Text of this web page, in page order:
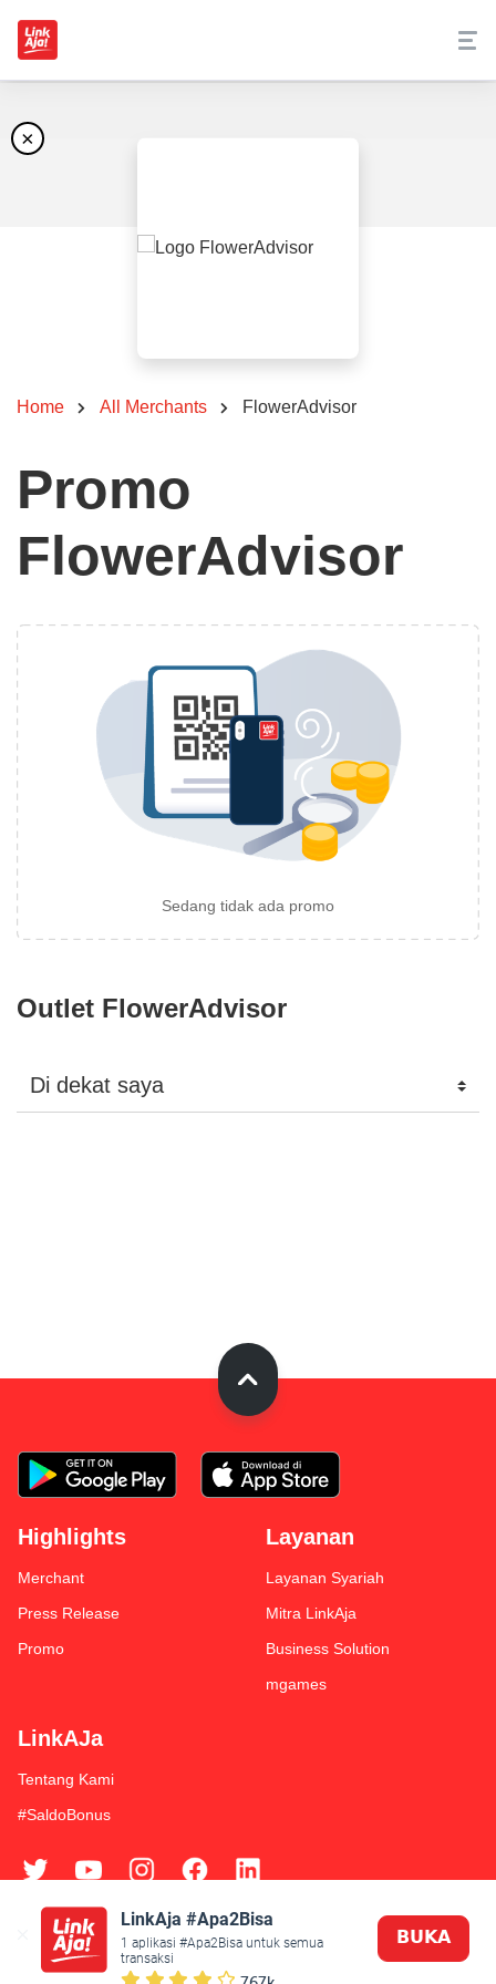
Home All Merchants FlowerAdvisor
Promo
FlowerAdvisor
Sedang tidak ada promo
Outlet FlowerAdvisor
Highlights
Merchant
Press Release
Promo
Layanan
Layanan Syariah
Mitra LinkAja
Business Solution
mgames
LinkAJa
Tentang Kami
#SaldoBonus
Syarat & Ketentuan Kebijakan Privasi
LinkAja #Apa2Bisa
1 aplikasi #Apa2Bisa untuk semua
transaksi
𝗕𝗨𝗞𝗔
×